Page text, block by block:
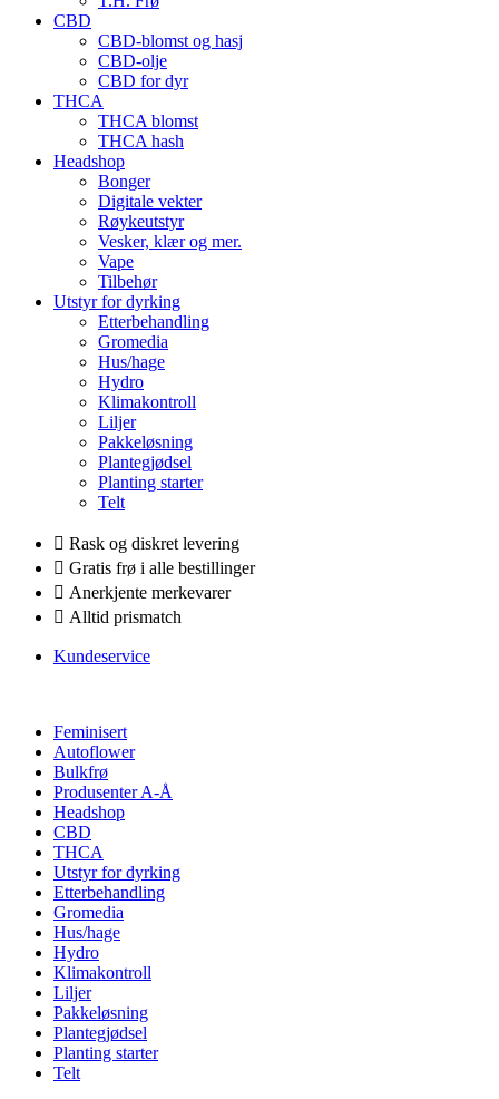
CBD
CBD-blomst og hasj
CBD-olje
CBD for dyr
THCA
THCA blomst
THCA hash
Headshop
Bonger
Digitale vekter
Røykeutstyr
Vesker, klær og mer.
Vape
Tilbehør
Utstyr for dyrking
Etterbehandling
Gromedia
Hus/hage
Hydro
Klimakontroll
Liljer
Pakkeløsning
Plantegjødsel
Planting starter
Telt
Rask og diskret levering
Gratis frø i alle bestillinger
Anerkjente merkevarer
Alltid prismatch
Kundeservice
Feminisert
Autoflower
Bulkfrø
Produsenter A-Å
Headshop
CBD
THCA
Utstyr for dyrking
Etterbehandling
Gromedia
Hus/hage
Hydro
Klimakontroll
Liljer
Pakkeløsning
Plantegjødsel
Planting starter
Telt